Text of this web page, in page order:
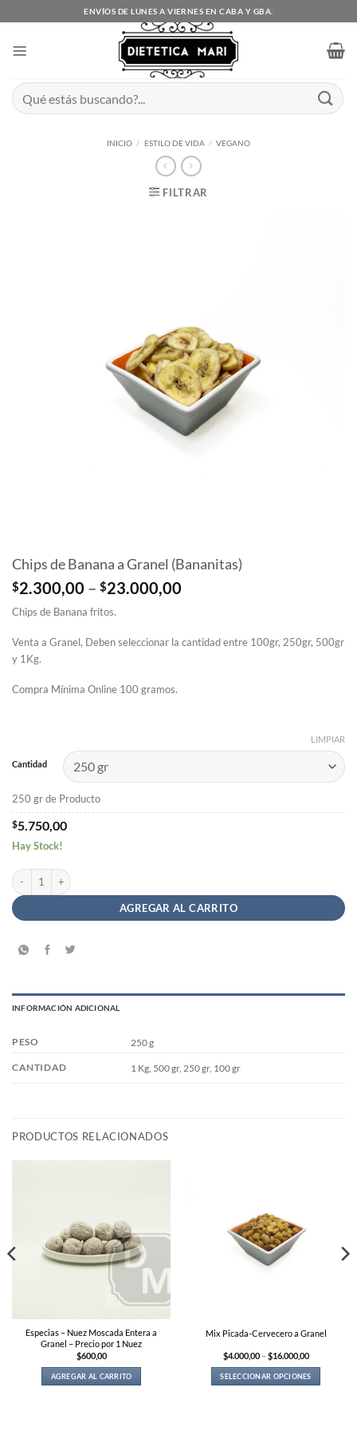
al
ENVÍOS DE LUNES A VIERNES EN CABA Y GBA.
Buscar
por:
INICIO / ESTILO DE VIDA / VEGANO
FILTRAR
Chips de Banana a Granel (Bananitas)
$2.300,00 – $23.000,00
$23.000,00
Chips de Banana fritos.
Venta a Granel, Deben seleccionar la cantidad entre 100gr, 250gr, 500gr
y 1Kg.
Compra Mínima Online 100 gramos.
Cantidad
LIMPIAR
250 gr de Producto
$5.750,00
Hay Stock!
Chips de Banana a Granel (Bananitas) cantidad
AGREGAR AL CARRITO
INFORMACIÓN ADICIONAL
PESO 250 g
CANTIDAD 1 Kg, 500 gr, 250 gr, 100 gr
PRODUCTOS RELACIONADOS
Especias – Nuez Moscada Entera a
Granel – Precio por 1 Nuez
$600,00
AGREGAR AL CARRITO
Mix Picada-Cervecero a Granel
$4.000,00 –$16.000,00Price
$4.000,00
through
SELECCIONAR OPCIONES